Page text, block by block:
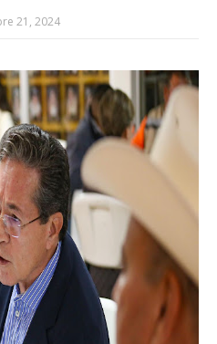
21, 2024